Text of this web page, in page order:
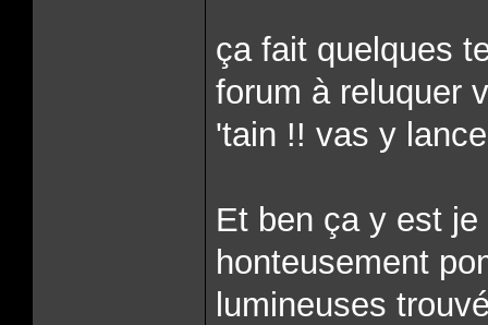
ça fait quelques
forum à reluquer
'tain !! vas y
Et ben ça y est
honteusement
lumineuses